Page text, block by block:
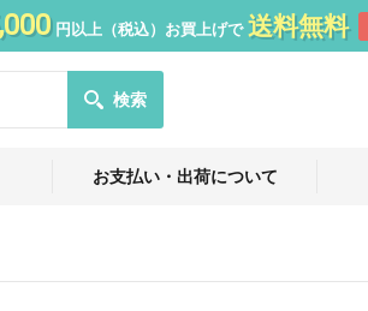
円以上（税込）お買上げで 送料無料
検索
お支払い・出荷について